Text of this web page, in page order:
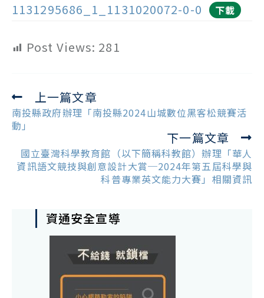
1131295686_1_1131020072-0-0
下載
Post Views: 281
Read
more
articles
上一篇文章
南投縣政府辦理「南投縣2024山城數位黑客松競賽活
動」
下一篇文章
國立臺灣科學教育館（以下簡稱科教館）辦理「華人
資訊語文競技與創意設計大賞─2024年第五屆科學與
科普專業英文能力大賽」相關資訊
資通安全宣導